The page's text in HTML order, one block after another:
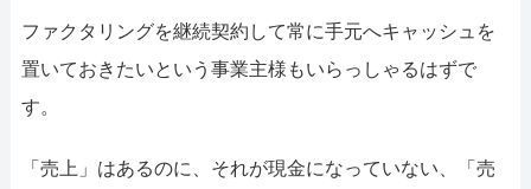
お問合せ
査定依頼
お問い合わせ
おすすめ記事
ファクタリングを継続契約して常に手元へキャッシュを
置いておきたいという事業主様もいらっしゃるはずで
す。
「売上」はあるのに、それが現金になっていない、「売